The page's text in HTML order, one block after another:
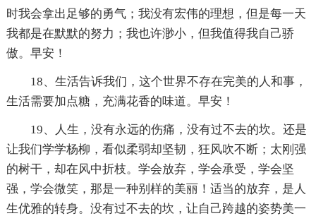
时我会拿出足够的勇气；我没有宏伟的理想，但是每一天
我都是在默默的努力；我也许渺小，但我值得我自己骄
傲。早安！
18、生活告诉我们，这个世界不存在完美的人和事，
生活需要加点糖，充满花香的味道。早安！
19、人生，没有永远的伤痛，没有过不去的坎。还是
让我们学学杨柳，看似柔弱却坚韧，狂风吹不断；太刚强
的树干，却在风中折枝。学会放弃，学会承受，学会坚
强，学会微笑，那是一种别样的美丽！适当的放弃，是人
生优雅的转身。没有过不去的坎，让自己跨越的姿势美一